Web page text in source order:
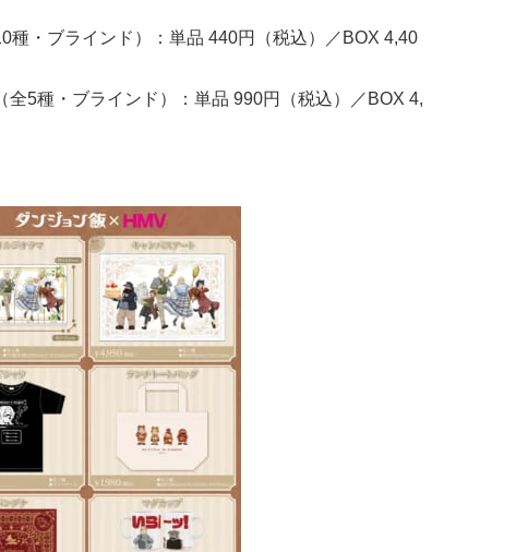
種・ブラインド）：単品 440円（税込）／BOX 4,40
全5種・ブラインド）：単品 990円（税込）／BOX 4,